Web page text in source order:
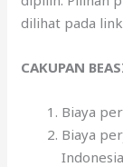
dilihat pada
CAKUPAN
Biaya
Biaya